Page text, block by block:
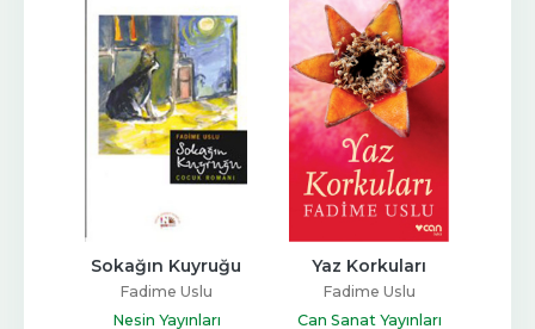
Sokağın Kuyruğu
Fadime Uslu
Nesin Yayınları
Yaz Korkuları
Fadime Uslu
Can Sanat Yayınları